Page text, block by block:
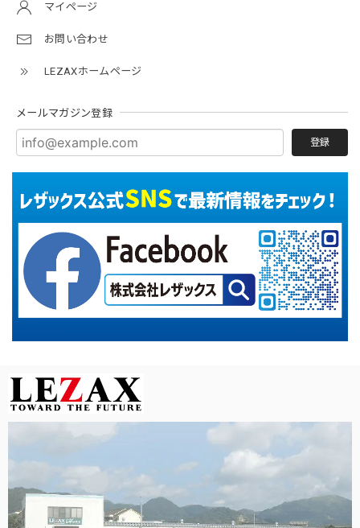
マイページ
お問い合わせ
LEZAXホームページ
メールマガジン登録
登録